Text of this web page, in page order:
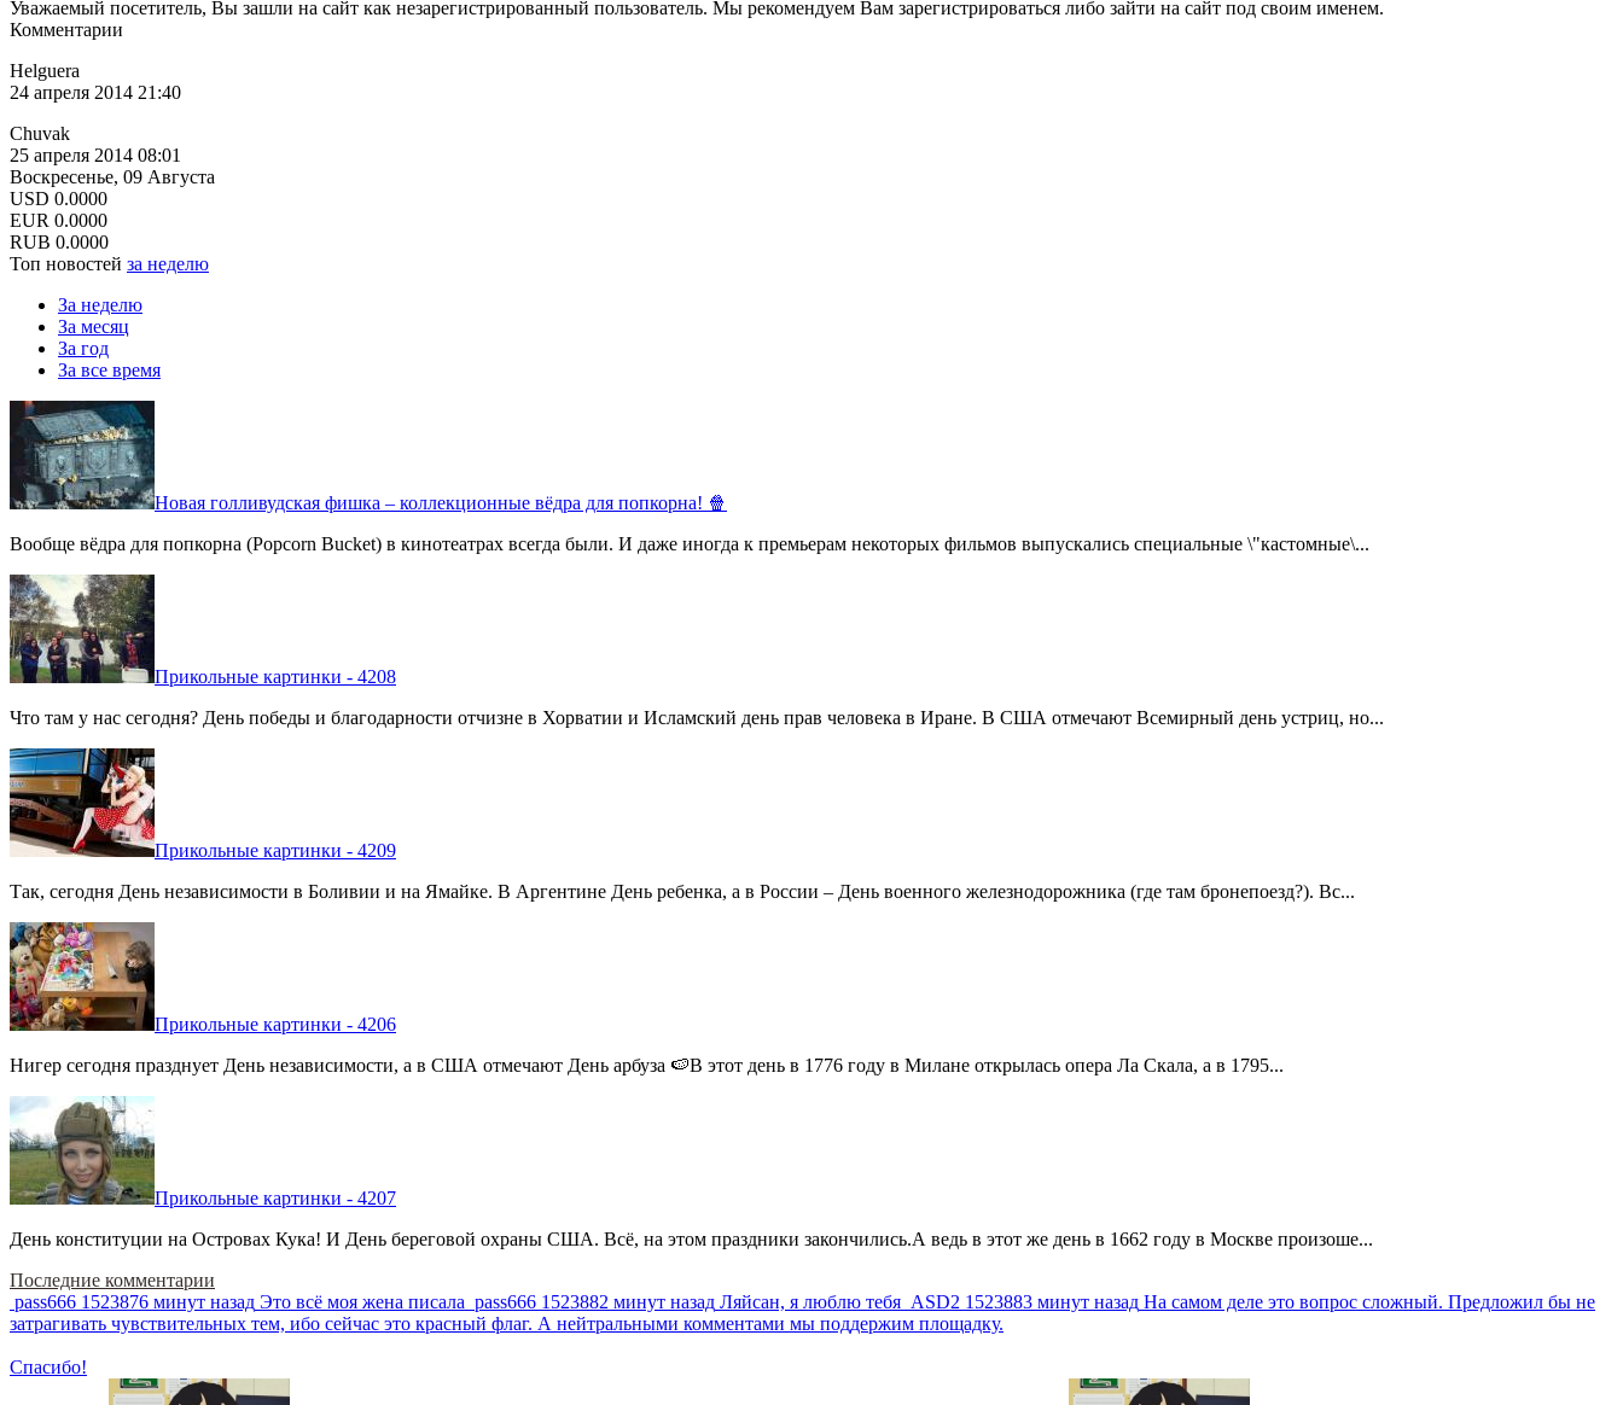
Уважаемый посетитель, Вы зашли на сайт как незарегистрированный пользователь. Мы рекомендуем Вам зарегистрироваться либо зайти на сайт под своим именем.
Комментарии
Helguera
24 апреля 2014 21:40
Chuvak
25 апреля 2014 08:01
Воскресенье, 09 Августа
USD 0.0000
EUR 0.0000
RUB 0.0000
Топ новостей за неделю
За неделю
За месяц
За год
За все время
Новая голливудская фишка – коллекционные вёдра для попкорна! 🍿
Вообще вёдра для попкорна (Popcorn Bucket) в кинотеатрах всегда были. И даже иногда к премьерам некоторых фильмов выпускались специальные \"кастомные\...
Прикольные картинки - 4208
Что там у нас сегодня? День победы и благодарности отчизне в Хорватии и Исламский день прав человека в Иране. В США отмечают Всемирный день устриц, но...
Прикольные картинки - 4209
Так, сегодня День независимости в Боливии и на Ямайке. В Аргентине День ребенка, а в России – День военного железнодорожника (где там бронепоезд?). Вс...
Прикольные картинки - 4206
Нигер сегодня празднует День независимости, а в США отмечают День арбуза 🍉В этот день в 1776 году в Милане открылась опера Ла Скала, а в 1795...
Прикольные картинки - 4207
День конституции на Островах Кука! И День береговой охраны США. Всё, на этом праздники закончились.А ведь в этот же день в 1662 году в Москве произоше...
Последние комментарии
pass666 1523876 минут назад Это всё моя жена писала pass666 1523882 минут назад Ляйсан, я люблю тебя ASD2 1523883 минут назад На самом деле это вопрос сложный. Предложил бы не
затрагивать чувствительных тем, ибо сейчас это красный флаг. А нейтральными комментами мы поддержим площадку.
Спасибо!